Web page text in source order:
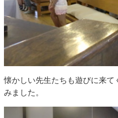
懐かしい先生たちも遊びに来て
みました。